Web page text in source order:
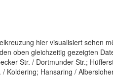
hier visualisiert sehen
oben gleichzeitig gezeigten
Str. / Dortmunder Str.;
Koldering; Hansaring /